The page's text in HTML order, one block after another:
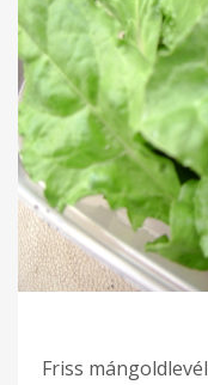
Friss mángoldlevél